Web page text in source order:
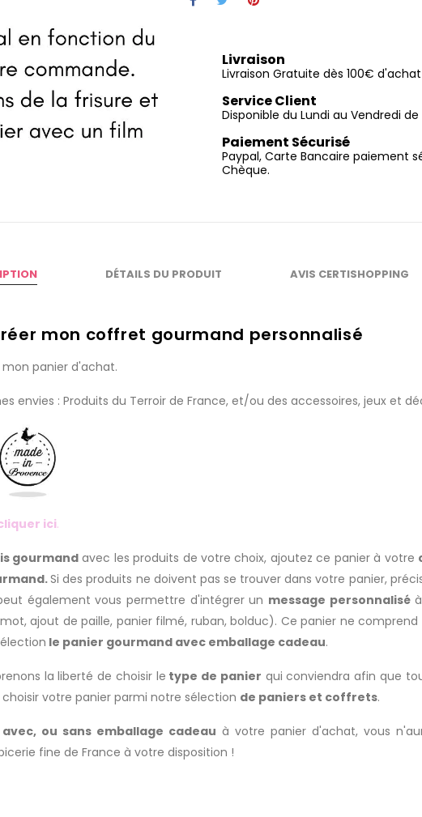
Livraison
Livraison Gratuite dès 100€
Service Client
Disponible du Lundi au Vendredi de
Paiement Sécurisé
Paypal, Carte Bancaire paiement
Chèque.
DÉTAILS DU PRODUIT AVIS CERTISHOPPING
mon coffret gourmand personnalisé
panier d'achat.
envies : Produits du Terroir de France, et/ou des accessoires, jeux et
ici.
gourmandavec les produits de votre choix, ajoutez ce panier à votre
Si des produits ne doivent pas se trouver dans votre panier,
également vous permettre d'intégrer un message personnaliséà
ajout de paille, panier filmé, ruban, bolduc). Ce panier ne comprend
le panier gourmand avec emballage cadeau.
la liberté de choisir le type de panier qui conviendra afin que
votre panier parmi notre sélection de paniers et coffrets.
ou sans emballage cadeau à votre panier d'achat, vous
fine de France à votre disposition !